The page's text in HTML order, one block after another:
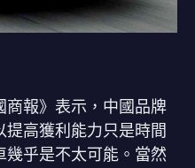
商報》表示，中國品牌
高獲利能力只是時間
幾乎是不太可能。當然